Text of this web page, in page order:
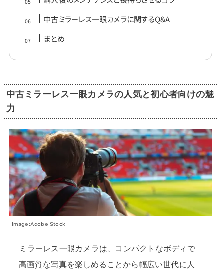
中古ミラーレス一眼カメラに関するQ&A
まとめ
中古ミラーレス一眼カメラの人気と初心者向けの魅
力
Image:Adobe Stock
ミラーレス一眼カメラは、コンパクトなボディで
高画質な写真を楽しめることから幅広い世代に人